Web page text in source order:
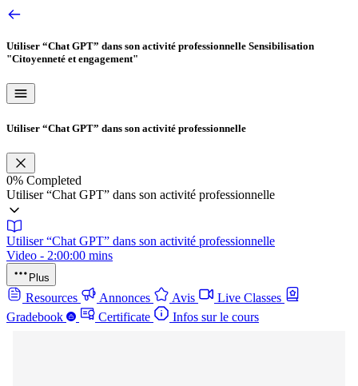
Utiliser “Chat GPT” dans son activité professionnelle Sensibilisation
"Citoyenneté et engagement"
Utiliser “Chat GPT” dans son activité professionnelle
0% Completed
Utiliser “Chat GPT” dans son activité professionnelle
Utiliser “Chat GPT” dans son activité professionnelle
Video - 2:00:00 mins
Plus
Resources Annonces Avis
Live Classes
Gradebook
Certificate Infos sur le cours